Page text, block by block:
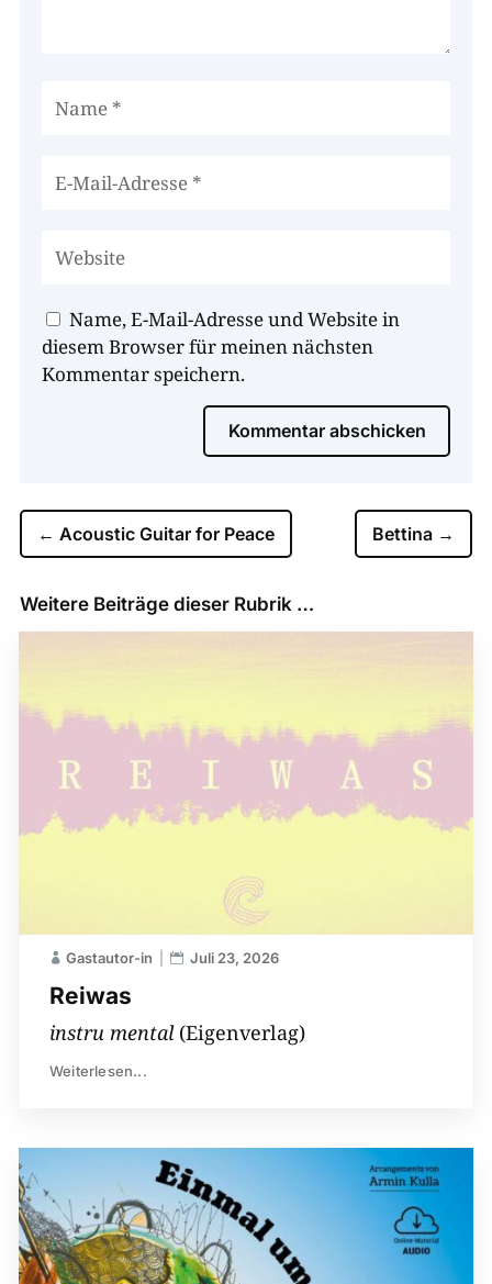
Name, E-Mail-Adresse und Website in
diesem Browser für meinen nächsten
Kommentar speichern.
Kommentar abschicken
← Acoustic Guitar for Peace Bettina →
Weitere Beiträge dieser Rubrik …
Reiwas
Gastautor-in Juli 23, 2026
instru mental(Eigenverlag)
Weiterlesen...